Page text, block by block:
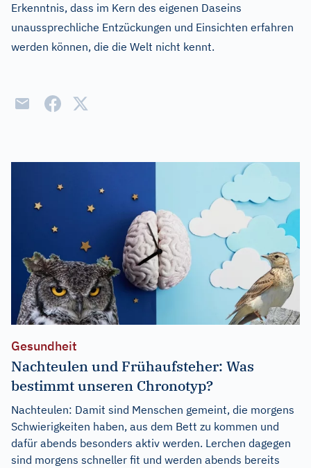
Erkenntnis, dass im Kern des eigenen Daseins
unaussprechliche Entzückungen und Einsichten erfahren
werden können, die die Welt nicht kennt.
Gesundheit
Nachteulen und Frühaufsteher: Was
bestimmt unseren Chronotyp?
Nachteulen: Damit sind Menschen gemeint, die morgens
Schwierigkeiten haben, aus dem Bett zu kommen und
dafür abends besonders aktiv werden. Lerchen dagegen
sind morgens schneller fit und werden abends bereits